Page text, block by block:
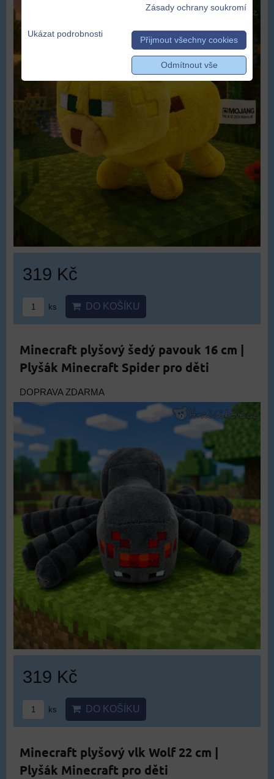
319 Kč
ks DO KOŠÍKU
Minecraft plyšový šedý pavouk 16 cm |
Plyšák Minecraft Spider pro děti
DOPRAVA ZDARMA
319 Kč
ks DO KOŠÍKU
Minecraft plyšový vlk Wolf 22 cm |
Plyšák Minecraft pro děti
Zásady ochrany soukromí
Ukázat podrobnosti
Přijmout všechny cookies
Odmítnout vše